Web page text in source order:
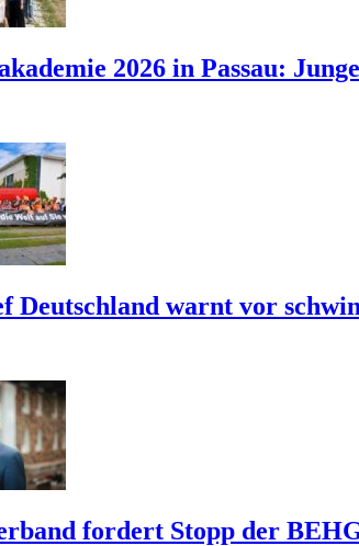
2026 in Passau:
Deutschland warnt vor
fordert Stopp der